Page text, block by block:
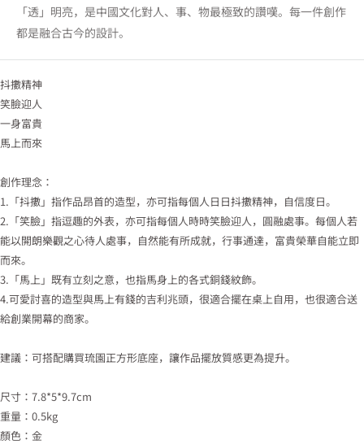
「透」明亮，是中國文化對人、事、物最極致的讚嘆。每一件創作
都是融合古今的設計。
抖擻精神
笑臉迎人
一身富貴
馬上而來
創作理念：
1.「抖擻」指作品昂首的造型，亦可指每個人日日抖擻精神，自信度日。
2.「笑臉」指逗趣的外表，亦可指每個人時時笑臉迎人，圓融處事。每個人若
能以開朗樂觀之心待人處事，自然能有所成就，行事通達，富貴榮華自能立即
而來。
3.「馬上」既有立刻之意，也指馬身上的各式銅錢紋飾。
4.可愛討喜的造型與馬上有錢的吉利兆頭，很適合擺在桌上自用，也很適合送
給創業開幕的商家。
建議：可搭配購買琉園正方形底座，讓作品擺放質感更為提升。
尺寸：7.8*5*9.7cm
重量：0.5kg
顏色：金